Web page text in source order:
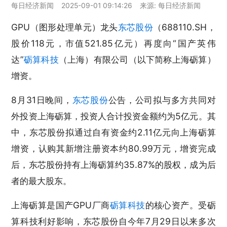
每日经济新闻 2025-09-01 09:14:26 来源: 每日经济新闻
GPU（图形处理单元）龙头东芯股份 （688110.SH，
股价118元，市值521.85亿元）再度向“国产英伟
达”砺算科技（上海）有限公司（以下简称上海砺算）
增资。
8月31日晚间， 东芯股份公告，公司拟与多方共同对
外投资上海砺算，投资人合计投资金额约为5亿元。其
中，东芯股份拟通过自有资金约2.11亿元向上海砺算
增资，认购其新增注册资本约80.99万元，增资完成
后，东芯股份持有上海砺算约35.87%的股权，成为后
者的最大股东。
上海砺算是国产GPU厂商砺算科技的核心资产。受砺
算科技利好影响，东芯股份自今年7月29日以来多次